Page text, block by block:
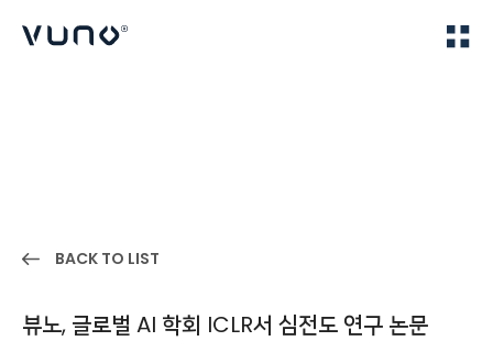
BACK TO LIST
뷰노, 글로벌 AI 학회 ICLR서 심전도 연구 논문